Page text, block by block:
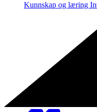
Kunnskap og læring